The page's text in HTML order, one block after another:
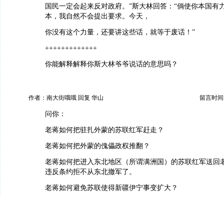
国民一定会起来反对政府。”斯大林回答：“倘使你本国有
本，我自然不会提出要求。今天，
你没有这个力量，还要讲这些话，就等于废话！”
+++++++++++++
你能解释解释你斯大林爷爷说话的意思吗？
作者：南大街哦哦 回复 华山 留言时间
问你：
老蒋如何把驻扎外蒙的苏联红军赶走？
老蒋如何把外蒙的傀儡政权推翻？
老蒋如何把进入东北地区（所谓满洲国）的苏联红军送回
违反条约拒不从东北撤军了。
老蒋如何避免苏联使得新疆伊宁事变扩大？